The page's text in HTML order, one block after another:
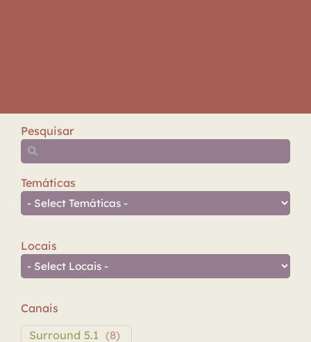
Pesquisar
Temáticas
Locais
Canais
Surround 5.1 (8)